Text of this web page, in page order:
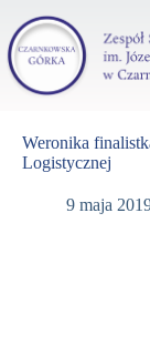
Weronika
Logistycznej
9 maja